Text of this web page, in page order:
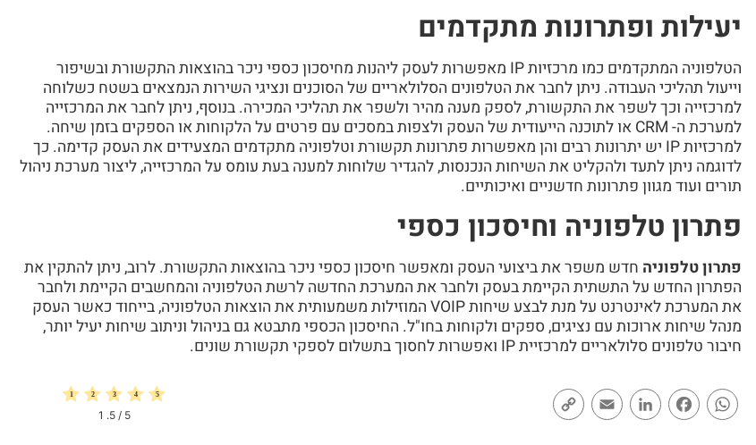
יעילות ופתרונות מתקדמים
הטלפוניה המתקדמים כמו מרכזיות IP מאפשרות לעסק ליהנות מחיסכון כספי ניכר בהוצאות התקשורת ובשיפור
וייעול תהליכי העבודה. ניתן לחבר את הטלפונים הסלולאריים של הסוכנים ונציגי השירות הנמצאים בשטח כשלוחה
למרכזייה וכך לשפר את התקשורת, לספק מענה מהיר ולשפר את תהליכי המכירה. בנוסף, ניתן לחבר את המרכזייה
למערכת ה- CRM או לתוכנה הייעודית של העסק ולצפות במסכים עם פרטים על הלקוחות או הספקים בזמן שיחה.
למרכזיות IP יש יתרונות רבים והן מאפשרות פתרונות תקשורת וטלפוניה מתקדמים המצעידים את העסק קדימה. כך
לדוגמה ניתן לתעד ולהקליט את השיחות הנכנסות, להגדיר שלוחות למענה בעת עומס על המרכזייה, ליצור מערכת ניהול
תורים ועוד מגוון פתרונות חדשניים ואיכותיים.
פתרון טלפוניה וחיסכון כספי
פתרון טלפוניה חדש משפר את ביצועי העסק ומאפשר חיסכון כספי ניכר בהוצאות התקשורת. לרוב, ניתן להתקין את
הפתרון החדש על התשתית הקיימת בעסק ולחבר את המערכת החדשה לרשת הטלפוניה והמחשבים הקיימת ולחבר
את המערכת לאינטרנט על מנת לבצע שיחות VOIP המוזילות משמעותית את הוצאות הטלפוניה, בייחוד כאשר העסק
מנהל שיחות ארוכות עם נציגים, ספקים ולקוחות בחו"ל. החיסכון הכספי מתבטא גם בניהול וניתוב שיחות יעיל יותר,
חיבור טלפונים סלולאריים למרכזיית IP ואפשרות לחסוך בתשלום לספקי תקשורת שונים.
WhatsApp
Facebook
LinkedIn
Email
5
/ 5.
1